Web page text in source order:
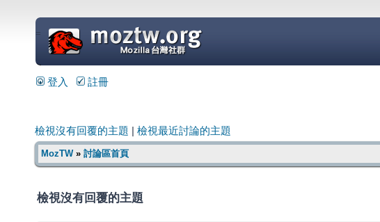
=
登入 註冊
檢視沒有回覆的主題 檢視最近討論的主題
MozTW» 討論區首頁
檢視沒有回覆的主題